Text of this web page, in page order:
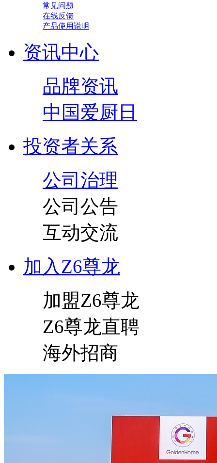
常见问题
在线反馈
产品使用说明
资讯中心
品牌资讯
中国爱厨日
投资者关系
公司治理
公司公告
互动交流
加入Z6尊龙
加盟Z6尊龙
Z6尊龙直聘
海外招商